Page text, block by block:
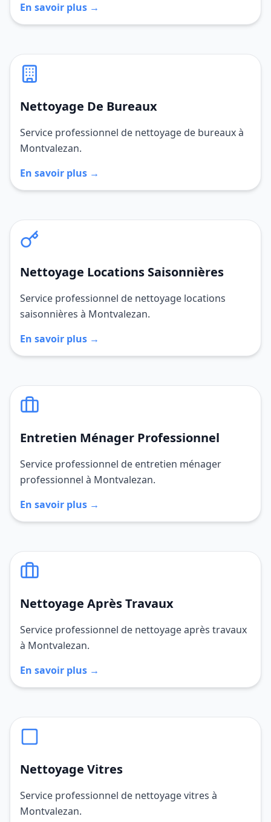
En savoir plus →
Nettoyage De Bureaux
Service professionnel de nettoyage de bureaux à
Montvalezan.
En savoir plus →
Nettoyage Locations Saisonnières
Service professionnel de nettoyage locations
saisonnières à Montvalezan.
En savoir plus →
Entretien Ménager Professionnel
Service professionnel de entretien ménager
professionnel à Montvalezan.
En savoir plus →
Nettoyage Après Travaux
Service professionnel de nettoyage après travaux
à Montvalezan.
En savoir plus →
Nettoyage Vitres
Service professionnel de nettoyage vitres à
Montvalezan.